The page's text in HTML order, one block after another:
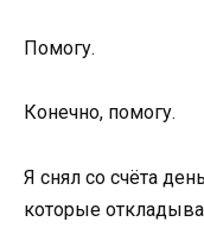
Помогу.
Конечно, помогу.
Я снял со счёта
которые